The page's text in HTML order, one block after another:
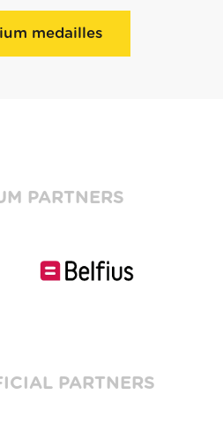
medailles
PARTNERS
PARTNERS